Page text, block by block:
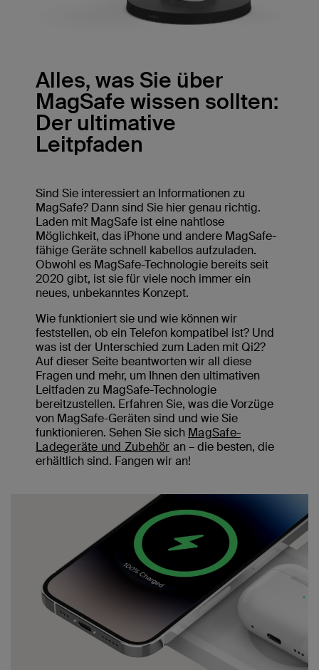
Alles, was Sie über
MagSafe wissen sollten:
Der ultimative
Leitpfaden
Sind Sie interessiert an Informationen zu
MagSafe? Dann sind Sie hier genau richtig.
Laden mit MagSafe ist eine nahtlose
Möglichkeit, das iPhone und andere MagSafe-
fähige Geräte schnell kabellos aufzuladen.
Obwohl es MagSafe-Technologie bereits seit
2020 gibt, ist sie für viele noch immer ein
neues, unbekanntes Konzept.
Wie funktioniert sie und wie können wir
feststellen, ob ein Telefon kompatibel ist? Und
was ist der Unterschied zum Laden mit Qi2?
Auf dieser Seite beantworten wir all diese
Fragen und mehr, um Ihnen den ultimativen
Leitfaden zu MagSafe-Technologie
bereitzustellen. Erfahren Sie, was die Vorzüge
von MagSafe-Geräten sind und wie Sie
funktionieren. Sehen Sie sich MagSafe-
Ladegeräte und Zubehör an – die besten, die
erhältlich sind. Fangen wir an!